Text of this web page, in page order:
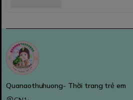
Quanaothuhuong- Thời trang trẻ em